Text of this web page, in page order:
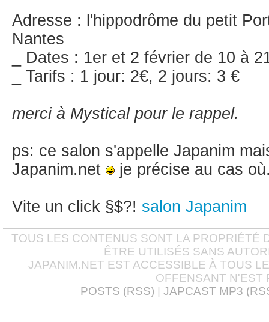
Adresse : l'hippodrôme du petit
Nantes
_ Dates : 1er et 2 février de 10 à
_ Tarifs : 1 jour: 2€, 2 jours: 3 €
merci à Mystical pour le rappel.
ps: ce salon s'appelle Japanim
Japanim.net
je précise au cas
Vite un click §$?! salon Japanim
TOUS LES CONTENUS SONT LA PROPRIÉTÉ
ÊTRE UTILISÉS SANS
JAPANIM.NET EST ACCESSIBLE À TOUS
OFFENSANT N'EST
POSTS (RSS)
JAPCAST MP3